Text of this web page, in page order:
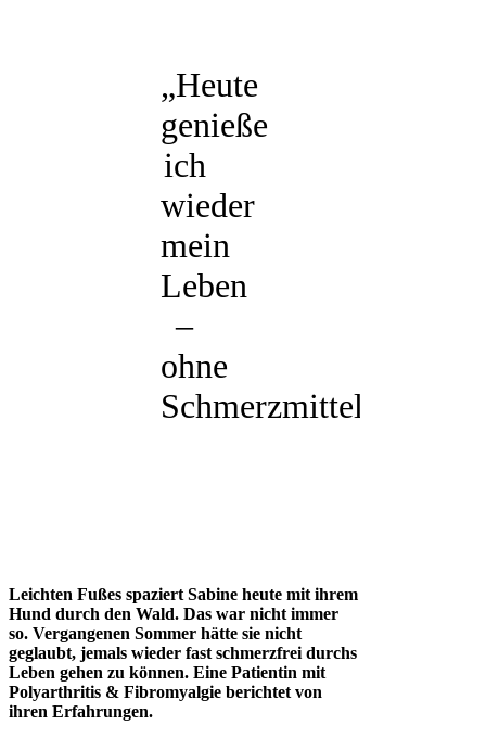
„Heute
genieße
ich
wieder
mein
Leben
–
ohne
Schmerzmittel!“
Leichten Fußes spaziert Sabine heute mit ihrem
Hund durch den Wald. Das war nicht immer
so. Vergangenen Sommer hätte sie nicht
geglaubt, jemals wieder fast schmerzfrei durchs
Leben gehen zu können. Eine Patientin mit
Polyarthritis & Fibromyalgie berichtet von
ihren Erfahrungen.